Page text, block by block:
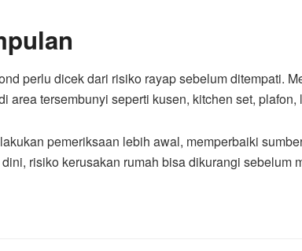
perlu dicek dari risiko rayap sebelum ditempati.
area tersembunyi seperti kusen, kitchen set,
pemeriksaan lebih awal, memperbaiki
risiko kerusakan rumah bisa dikurangi sebelum